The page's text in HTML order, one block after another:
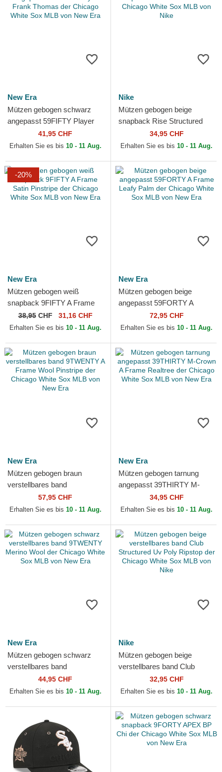
New Era
Mützen gebogen schwarz
angepasst 59FIFTY Player
Frank Thomas der Chicago
White Sox MLB von New Era
41,95 CHF
Erhalten Sie es bis 10 - 11 Aug.
Nike
Mützen gebogen beige
snapback Rise Structured
der Chicago White Sox MLB
von Nike
34,95 CHF
Erhalten Sie es bis 10 - 11 Aug.
-20%
New Era
Mützen gebogen weiß
snapback 9FIFTY A Frame
Satin Pinstripe der Chicago
White Sox MLB von New Era
38,95CHF 31,16 CHF
Erhalten Sie es bis 10 - 11 Aug.
New Era
Mützen gebogen beige
angepasst 59FORTY A
Frame Leafy Palm der
Chicago White Sox MLB von
72,95 CHF
Erhalten Sie es bis 10 - 11 Aug.
New Era
Mützen gebogen braun
verstellbares band
9TWENTY A Frame Wool
Pinstripe der Chicago White
57,95 CHF
Erhalten Sie es bis 10 - 11 Aug.
New Era
Mützen gebogen tarnung
angepasst 39THIRTY M-
Crown A Frame Realtree der
Chicago White Sox MLB
34,95 CHF
Erhalten Sie es bis 10 - 11 Aug.
New Era
Mützen gebogen schwarz
verstellbares band
9TWENTY Merino Wool der
Chicago White Sox MLB von
44,95 CHF
Erhalten Sie es bis 10 - 11 Aug.
Nike
Mützen gebogen beige
verstellbares band Club
Structured Uv Poly Ripstop
der Chicago White Sox
32,95 CHF
Erhalten Sie es bis 10 - 11 Aug.